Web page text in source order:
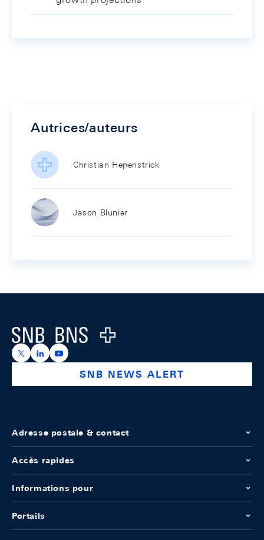
Autrices/auteurs
Christian Hepenstrick
Jason Blunier
Logo
https://x.com/snb_bns
https://ch.linkedin.com/company/swiss-national-
https://www.youtube.com/@swissnationalbank
SNB NEWS ALERT
Adresse postale & contact
Accès rapides
Informations pour
Portails